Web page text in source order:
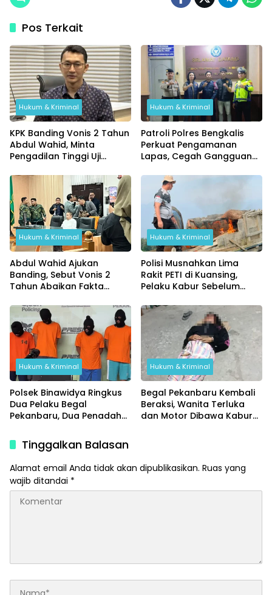
Pos Terkait
Hukum & Kriminal
KPK Banding Vonis 2 Tahun
Abdul Wahid, Minta
Pengadilan Tinggi Uji
Hukum & Kriminal
Patroli Polres Bengkalis
Perkuat Pengamanan
Lapas, Cegah Gangguan
Hukum & Kriminal
Abdul Wahid Ajukan
Banding, Sebut Vonis 2
Tahun Abaikan Fakta
Hukum & Kriminal
Polisi Musnahkan Lima
Rakit PETI di Kuansing,
Pelaku Kabur Sebelum
Hukum & Kriminal
Polsek Binawidya Ringkus
Dua Pelaku Begal
Pekanbaru, Dua Penadah
Hukum & Kriminal
Begal Pekanbaru Kembali
Beraksi, Wanita Terluka
dan Motor Dibawa Kabur
Tinggalkan Balasan
Alamat email Anda tidak akan dipublikasikan. Ruas yang
wajib ditandai *